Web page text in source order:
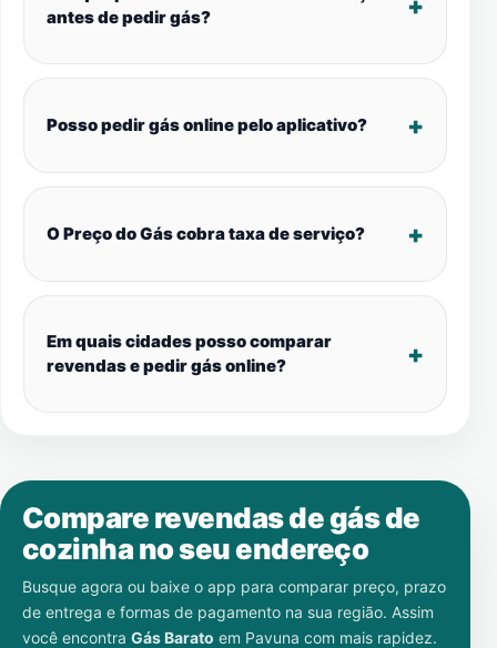
antes de pedir gás?
Posso pedir gás online pelo aplicativo?
O Preço do Gás cobra taxa de serviço?
Em quais cidades posso comparar
revendas e pedir gás online?
Compare revendas de gás de
cozinha no seu endereço
Busque agora ou baixe o app para comparar preço, prazo
de entrega e formas de pagamento na sua região. Assim
você encontra Gás Barato em Pavuna com mais rapidez.